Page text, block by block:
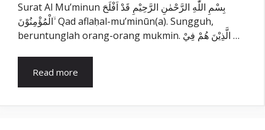
Surat Al Mu’minun بِسْمِ اللّٰهِ الرَّحْمٰنِ الرَّحِيْمِ قَدْ اَفْلَحَ
الْمُؤْمِنُوْنَ ۙ Qad aflaḥal-mu’minūn(a). Sungguh,
beruntunglah orang-orang mukmin. الَّذِيْنَ هُمْ فِيْ …
Read more